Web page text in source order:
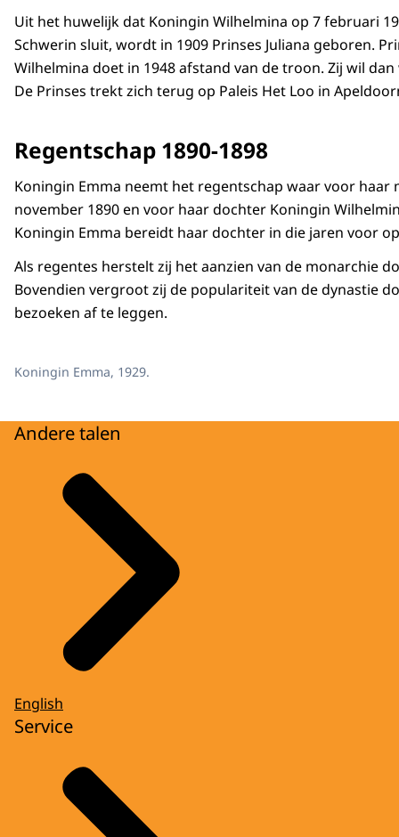
Uit het huwelijk dat Koningin Wilhelmina op 7 februari
Schwerin sluit, wordt in 1909 Prinses Juliana geboren.
Wilhelmina doet in 1948 afstand van de troon. Zij wil
De Prinses trekt zich terug op Paleis Het Loo in
Regentschap 1890-1898
Koningin Emma neemt het regentschap waar voor haar
november 1890 en voor haar dochter Koningin
Koningin Emma bereidt haar dochter in die jaren voor
Als regentes herstelt zij het aanzien van de monarchie
Bovendien vergroot zij de populariteit van de dynastie
bezoeken af te leggen.
Koningin Emma, 1929.
Andere talen
English
Service